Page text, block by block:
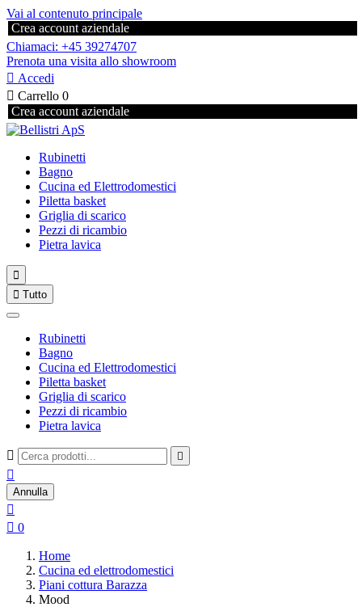
Vai al contenuto principale
Crea account aziendale
Chiamaci: +45 39274707
Prenota una visita allo showroom
 Accedi
 Carrello 0
Crea account aziendale
Rubinetti
Bagno
Cucina ed Elettrodomestici
Piletta basket
Griglia di scarico
Pezzi di ricambio
Pietra lavica

 Tutto
Rubinetti
Bagno
Cucina ed Elettrodomestici
Piletta basket
Griglia di scarico
Pezzi di ricambio
Pietra lavica
 

Annulla

 0
Home
Cucina ed elettrodomestici
Piani cottura Barazza
Mood